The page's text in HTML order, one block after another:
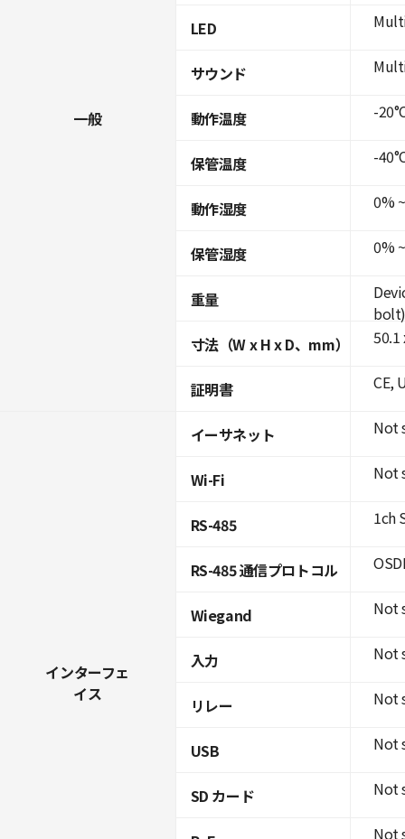
一般
LED
サウンド
動作温度
保管温度
動作湿度
保管湿度
重量
寸法（W x H x D、mm）
証明書
インターフェ
イス
イーサネット
Wi-Fi
RS-485
RS-485 通信プロトコル
Wiegand
入力
リレー
USB
SD カード
-
-
0%
0%
bolt)
50.1
CE,
Not
Not
1ch
Not
Not
Not
Not
Not
Not